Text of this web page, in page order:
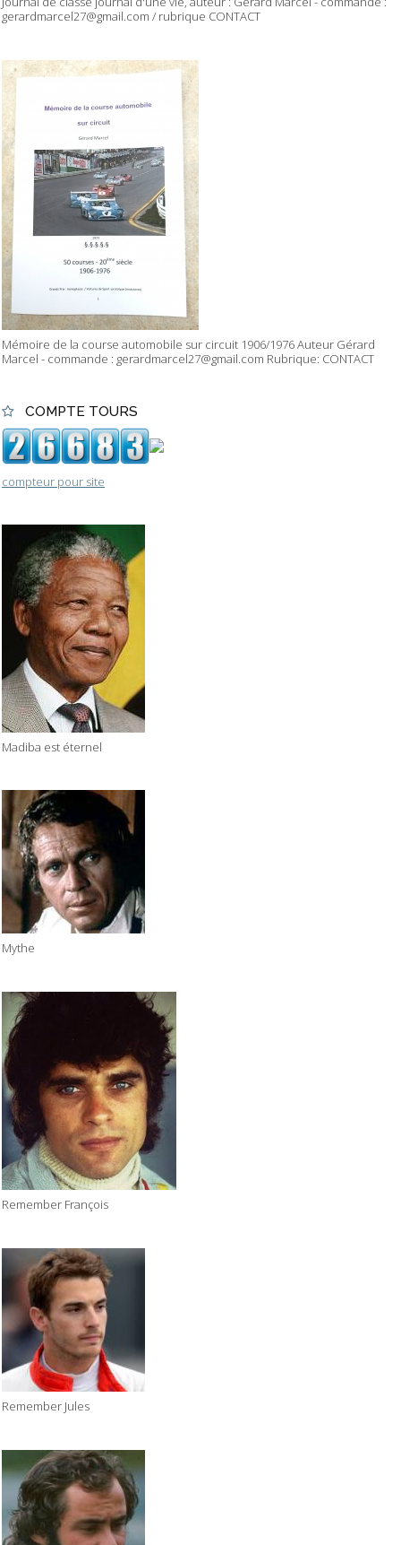
gerardmarcel27@gmail.com / rubrique CONTACT
Mémoire de la course automobile sur circuit 1906/1976 Auteur Gérard
Marcel - commande : gerardmarcel27@gmail.com Rubrique: CONTACT
COMPTE TOURS
compteur pour site
Madiba est éternel
Mythe
Remember François
Remember Jules